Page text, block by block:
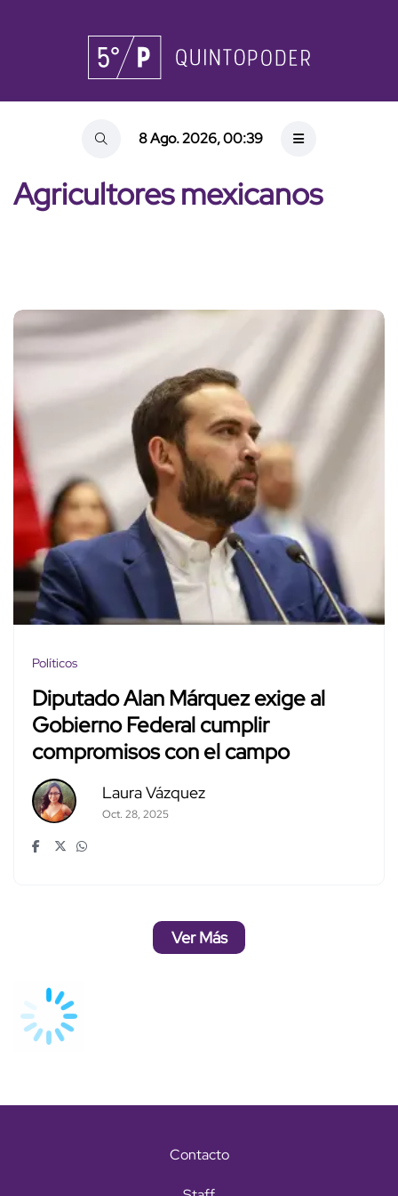
8 Ago. 2026, 00:39
Agricultores mexicanos
Políticos
Diputado Alan Márquez exige al
Gobierno Federal cumplir
compromisos con el campo
Laura Vázquez
Oct. 28, 2025
Ver Más
Contacto